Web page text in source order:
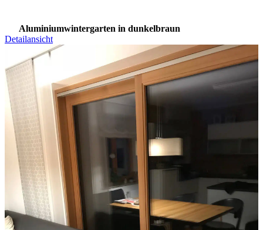
Aluminiumwintergarten in dunkelbraun
Detailansicht